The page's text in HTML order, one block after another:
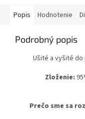
Popis Hodnotenie
Podrobný popis
Ušité a vyšité do
Zloženie:
Prečo sme sa